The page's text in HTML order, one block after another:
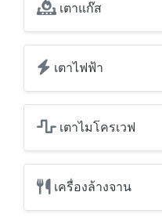
เตาแก๊ส
เตาไฟฟ้า
เตาไมโครเวฟ
เครื่องล้างจาน